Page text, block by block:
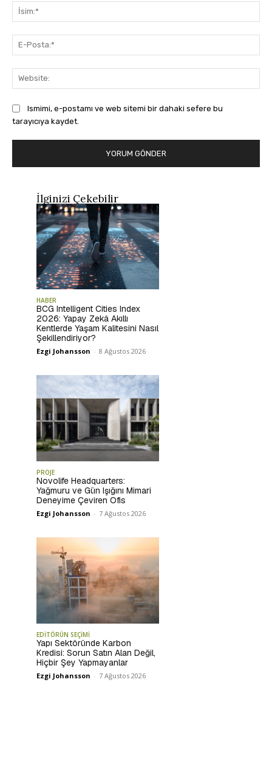
Ismimi, e-postamı ve web sitemi bir dahaki sefere bu
tarayıcıya kaydet.
İlginizi Çekebilir
HABER
BCG Intelligent Cities Index
2026: Yapay Zekâ Akıllı
Kentlerde Yaşam Kalitesini Nasıl
Şekillendiriyor?
Ezgi Johansson - 8 Ağustos 2026
PROJE
Novolife Headquarters:
Yağmuru ve Gün Işığını Mimari
Deneyime Çeviren Ofis
Ezgi Johansson - 7 Ağustos 2026
EDİTÖRÜN SEÇİMİ
Yapı Sektöründe Karbon
Kredisi: Sorun Satın Alan Değil,
Hiçbir Şey Yapmayanlar
Ezgi Johansson - 7 Ağustos 2026